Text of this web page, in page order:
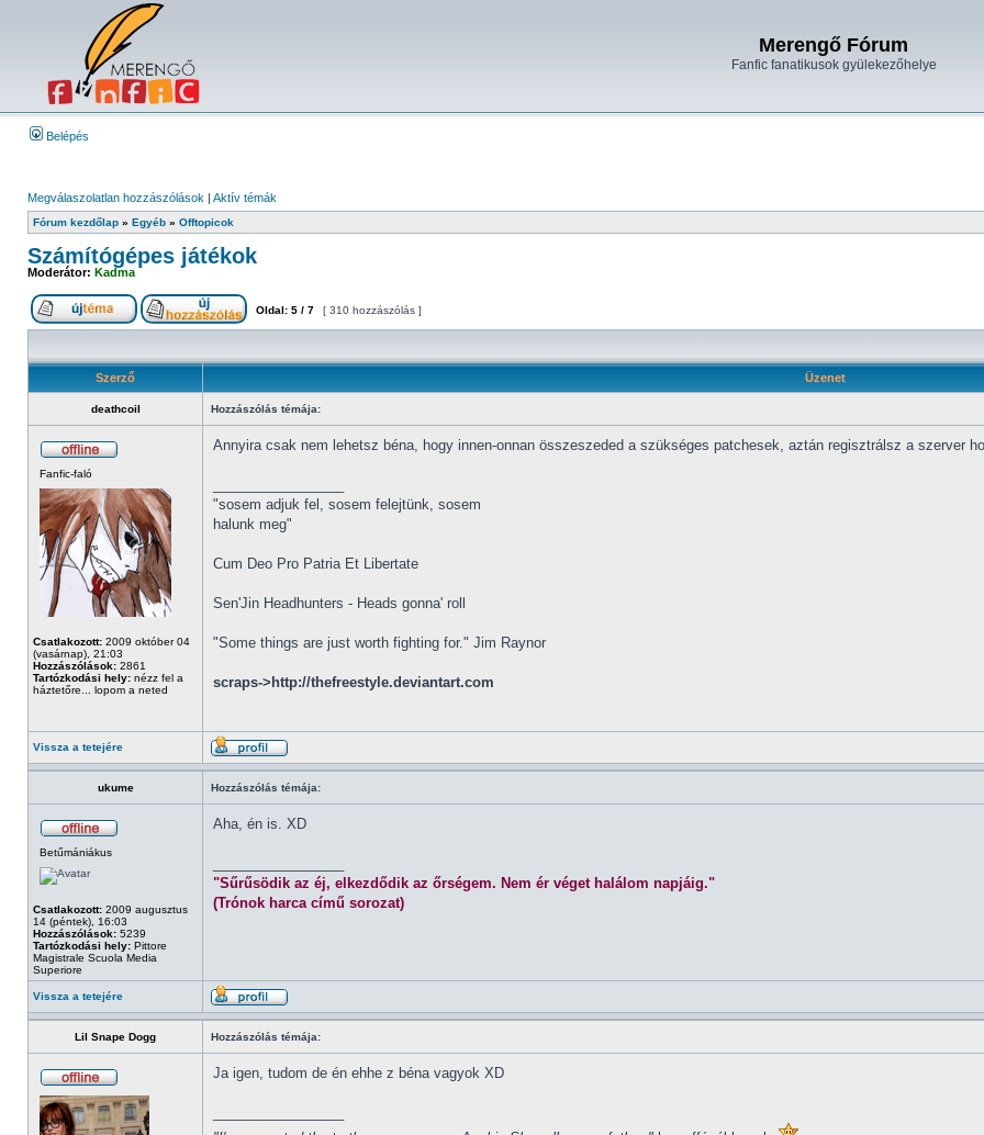
Merengő Fórum
Fanfic fanatikusok gyülekezőhelye
Belépés
Megválaszolatlan hozzászólások | Aktív témák
Fórum kezdőlap » Egyéb » Offtopicok
Számítógépes játékok
Moderátor: Kadma
Oldal: 5 / 7 [ 310 hozzászólás ]
Szerző Üzenet
deathcoil Hozzászólás témája:
Fanfic-faló
Csatlakozott: 2009 október 04
(vasárnap), 21:03
Hozzászólások: 2861
Tartózkodási hely: nézz fel a
háztetőre... lopom a neted
Annyira csak nem lehetsz béna, hogy innen-onnan összeszeded a szükséges patchesek, aztán regisztrálsz a szerver
"sosem adjuk fel, sosem felejtünk, sosem
halunk meg"
Cum Deo Pro Patria Et Libertate
Sen'Jin Headhunters - Heads gonna' roll
"Some things are just worth fighting for." Jim Raynor
scraps->http://thefreestyle.deviantart.com
Vissza a tetejére
ukume Hozzászólás témája:
Betűmániákus
Csatlakozott: 2009 augusztus
14 (péntek), 16:03
Hozzászólások: 5239
Tartózkodási hely: Pittore
Magistrale Scuola Media
Superiore
Aha, én is. XD
"Sűrűsödik az éj, elkezdődik az őrségem. Nem ér véget halálom napjáig."
(Trónok harca című sorozat)
Vissza a tetejére
Lil Snape Dogg Hozzászólás témája:
Ja igen, tudom de én ehhe z béna vagyok XD